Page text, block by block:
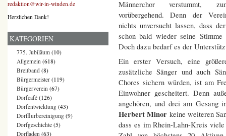
Männerchor verstummt,
vorübergehend. Denn der
nichts unversucht lassen, dass
schon bald wieder seine Stimme
Doch dazu bedarf es der
Ein erster Versuch, eine
zusätzliche Sänger und auch
Chores sichern würden, ist am
Einwohner gescheitert. Denn
angehören, und drei am Gesang
Herbert Minor keine weiteren
dass es im Rhein-Lahn-Kreis
redaktion@wir-in-winden.de
Herzlichen Dank!
KATEGORIEN
775. Jubiläum (10)
Allgemein (618)
Breitband (8)
Bürgermeister (119)
Bürgerverein (67)
Dorfcafé (126)
Dorfentwicklung (43)
Dorfflurbereinigung (9)
Dorfgeschichte (5)
Dorfladen (63)